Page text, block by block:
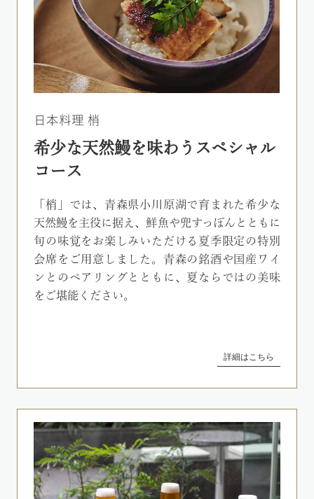
日本料理 梢
希少な天然鰻を味わうスペシャル
コース
「梢」では、青森県小川原湖で育まれた希少な
天然鰻を主役に据え、鮮魚や兜すっぽんとともに
旬の味覚をお楽しみいただける夏季限定の特別
会席をご用意しました。青森の銘酒や国産ワイ
ンとのペアリングとともに、夏ならではの美味
をご堪能ください。
詳細はこちら